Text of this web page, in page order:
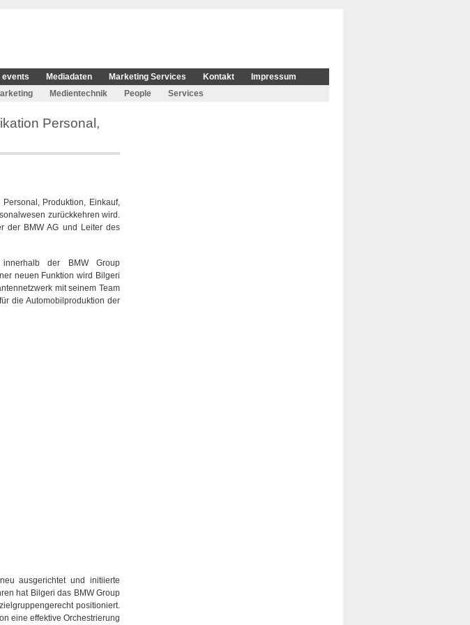
events Mediadaten Marketing Services Kontakt
Impressum
Medientechnik People Services
Personal,
Produktion, Einkauf,
zurückkehren wird.
der BMW AG und Leiter des
der BMW Group
neuen Funktion wird Bilgeri
mit seinem Team
die Automobilproduktion der
ausgerichtet und initiierte
hat Bilgeri das BMW Group
positioniert.
eine effektive Orchestrierung